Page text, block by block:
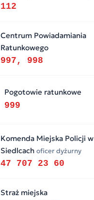
112
Centrum Powiadamiania
Ratunkowego
997, 998
Pogotowie ratunkowe
999
Komenda Miejska Policji w
Siedlcach oficer dyżurny
47 707 23 60
Straż miejska